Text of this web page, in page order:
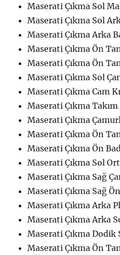
Maserati Çıkma Sol
Maserati Çıkma Sol
Maserati Çıkma Arka
Maserati Çıkma Ön
Maserati Çıkma Ön
Maserati Çıkma Sol
Maserati Çıkma Cam
Maserati Çıkma Takım
Maserati Çıkma
Maserati Çıkma Ön
Maserati Çıkma Ön
Maserati Çıkma Sol
Maserati Çıkma Sağ
Maserati Çıkma Sağ
Maserati Çıkma Arka
Maserati Çıkma Arka
Maserati Çıkma Dodik
Maserati Çıkma Ön